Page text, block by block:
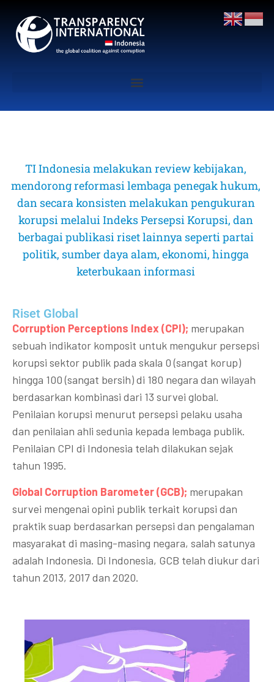
TI Indonesia melakukan review kebijakan,
mendorong reformasi lembaga penegak hukum,
dan secara konsisten melakukan pengukuran
korupsi melalui Indeks Persepsi Korupsi, dan
berbagai publikasi riset lainnya seperti partai
politik, sumber daya alam, ekonomi, hingga
keterbukaan informasi
Riset Global​
Corruption Perceptions Index (CPI); merupakan
sebuah indikator komposit untuk mengukur persepsi
korupsi sektor publik pada skala 0 (sangat korup)
hingga 100 (sangat bersih) di 180 negara dan wilayah
berdasarkan kombinasi dari 13 survei global.
Penilaian korupsi menurut persepsi pelaku usaha
dan penilaian ahli sedunia kepada lembaga publik.
Penilaian CPI di Indonesia telah dilakukan sejak
tahun 1995.
Global Corruption Barometer (GCB); merupakan
survei mengenai opini publik terkait korupsi dan
praktik suap berdasarkan persepsi dan pengalaman
masyarakat di masing-masing negara, salah satunya
adalah Indonesia. Di Indonesia, GCB telah diukur dari
tahun 2013, 2017 dan 2020.